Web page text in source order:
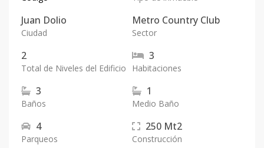
Juan Dolio
Ciudad
Metro Country Club
Sector
2
Total de Niveles del Edificio
3
Habitaciones
3
Baños
1
Medio Baño
4
Parqueos
250 Mt2
Construcción